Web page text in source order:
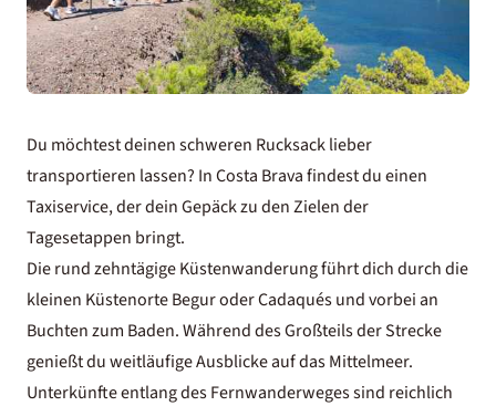
Du möchtest deinen schweren Rucksack lieber
transportieren lassen? In Costa Brava findest du einen
Taxiservice, der dein Gepäck zu den Zielen der
Tagesetappen bringt.
Die rund zehntägige Küstenwanderung führt dich durch die
kleinen Küstenorte Begur oder Cadaqués und vorbei an
Buchten zum Baden. Während des Großteils der Strecke
genießt du weitläufige Ausblicke auf das Mittelmeer.
Unterkünfte entlang des Fernwanderweges sind reichlich